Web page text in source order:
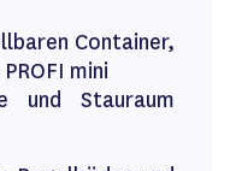
Container,
mini
und Stauraum